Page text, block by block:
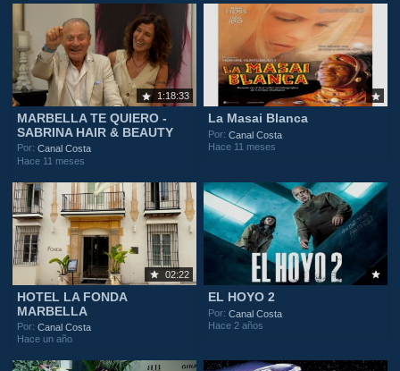
1:18:33
MARBELLA TE QUIERO -
SABRINA HAIR & BEAUTY
Por:Canal Costa
Hace 11 meses
La Masai Blanca
Por:Canal Costa
Hace 11 meses
02:22
HOTEL LA FONDA
MARBELLA
Por:Canal Costa
Hace un año
EL HOYO 2
Por:Canal Costa
Hace 2 años